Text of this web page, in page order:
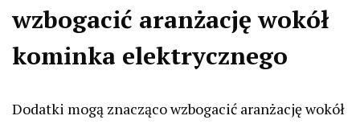
wzbogacić aranżację wokół
kominka elektrycznego
Dodatki mogą znacząco wzbogacić aranżację wokół